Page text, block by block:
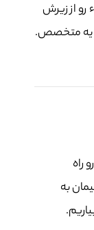
از زیرش
یه متخصص.
راه
گچ و سیمان به